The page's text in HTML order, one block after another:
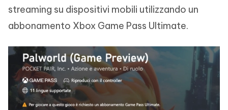
streaming su dispositivi mobili utilizzando un
abbonamento Xbox Game Pass Ultimate.